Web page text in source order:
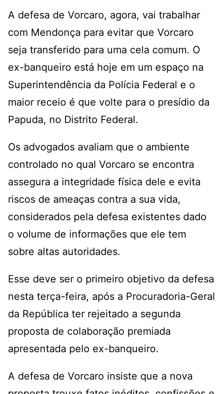
A defesa de Vorcaro, agora, vai trabalhar
com Mendonça para evitar que Vorcaro
seja transferido para uma cela comum. O
ex-banqueiro está hoje em um espaço na
Superintendência da Polícia Federal e o
maior receio é que volte para o presídio da
Papuda, no Distrito Federal.
Os advogados avaliam que o ambiente
controlado no qual Vorcaro se encontra
assegura a integridade física dele e evita
riscos de ameaças contra a sua vida,
considerados pela defesa existentes dado
o volume de informações que ele tem
sobre altas autoridades.
Esse deve ser o primeiro objetivo da defesa
nesta terça-feira, após a Procuradoria-Geral
da República ter rejeitado a segunda
proposta de colaboração premiada
apresentada pelo ex-banqueiro.
A defesa de Vorcaro insiste que a nova